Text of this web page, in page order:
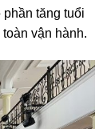
tăng tuổi
vận hành.